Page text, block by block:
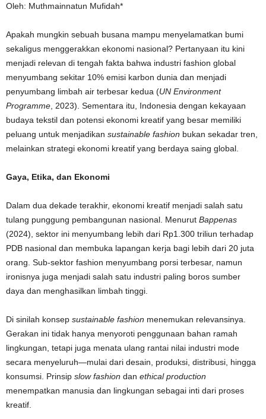
Oleh: Muthmainnatun Mufidah*
Apakah mungkin sebuah busana mampu menyelamatkan bumi
sekaligus menggerakkan ekonomi nasional? Pertanyaan itu kini
menjadi relevan di tengah fakta bahwa industri fashion global
menyumbang sekitar 10% emisi karbon dunia dan menjadi
penyumbang limbah air terbesar kedua (UN Environment
Programme , 2023). Sementara itu, Indonesia dengan kekayaan
budaya tekstil dan potensi ekonomi kreatif yang besar memiliki
peluang untuk menjadikan sustainable fashion bukan sekadar tren,
melainkan strategi ekonomi kreatif yang berdaya saing global.
Gaya, Etika, dan Ekonomi
Dalam dua dekade terakhir, ekonomi kreatif menjadi salah satu
tulang punggung pembangunan nasional. Menurut Bappenas
(2024), sektor ini menyumbang lebih dari Rp1.300 triliun terhadap
PDB nasional dan membuka lapangan kerja bagi lebih dari 20 juta
orang. Sub-sektor fashion menyumbang porsi terbesar, namun
ironisnya juga menjadi salah satu industri paling boros sumber
daya dan menghasilkan limbah tinggi.
Di sinilah konsep sustainable fashion menemukan relevansinya.
Gerakan ini tidak hanya menyoroti penggunaan bahan ramah
lingkungan, tetapi juga menata ulang rantai nilai industri mode
secara menyeluruh—mulai dari desain, produksi, distribusi, hingga
konsumsi. Prinsip slow fashion dan ethical production
menempatkan manusia dan lingkungan sebagai inti dari proses
kreatif.